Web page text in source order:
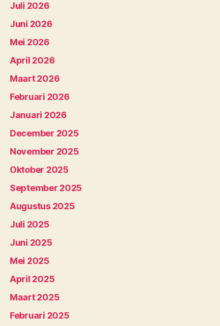
Juli 2026
Juni 2026
Mei 2026
April 2026
Maart 2026
Februari 2026
Januari 2026
December 2025
November 2025
Oktober 2025
September 2025
Augustus 2025
Juli 2025
Juni 2025
Mei 2025
April 2025
Maart 2025
Februari 2025